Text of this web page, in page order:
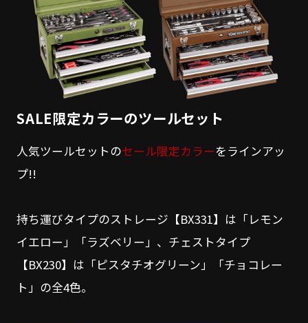
SALE限定カラーのツールセット
人気ツールセットのセール限定カラーをラインアッ
プ!!
持ち運びタイプのストレージ【BX331】は「レモン
イエロー」「ラズベリー」、チェストタイプ
【BX230】は「ピスタチオグリーン」「チョコレー
ト」の全4色。